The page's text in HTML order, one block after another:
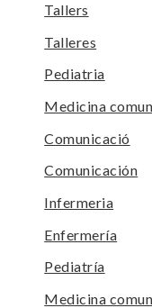
Tallers
Talleres
Pediatria
Medicina
Comunicació
Comunicación
Infermeria
Enfermería
Pediatría
Medicina